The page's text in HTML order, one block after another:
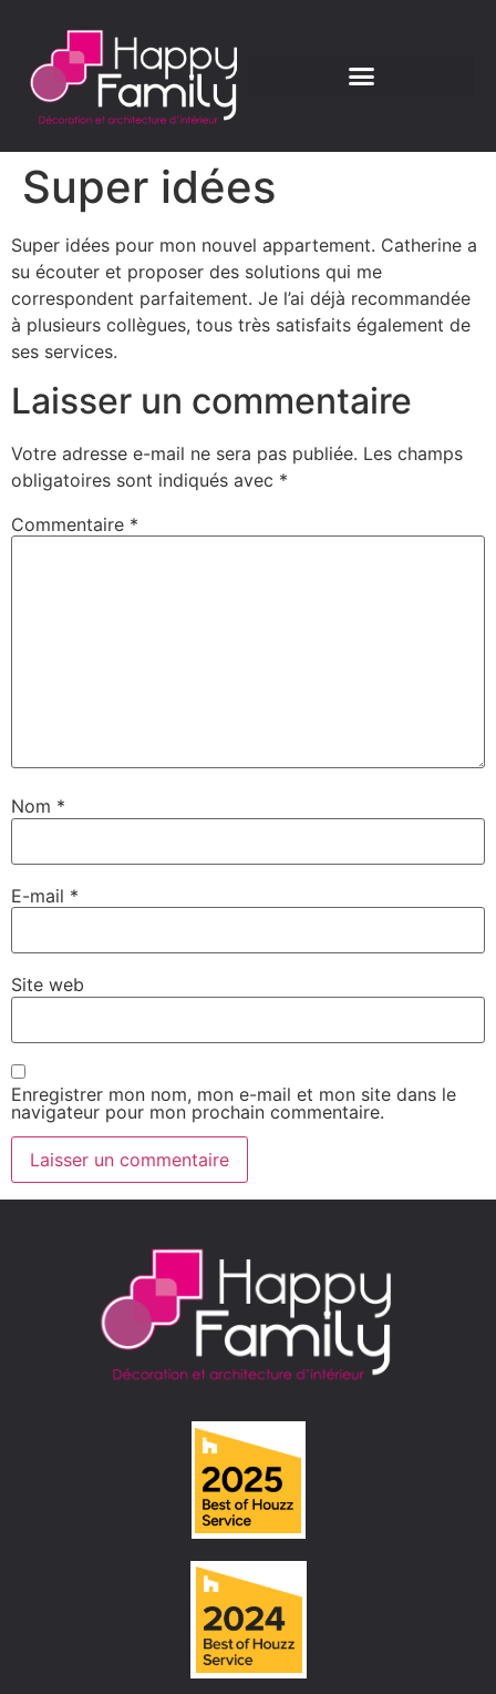
Super idées
Super idées pour mon nouvel appartement. Catherine a
su écouter et proposer des solutions qui me
correspondent parfaitement. Je l’ai déjà recommandée
à plusieurs collègues, tous très satisfaits également de
ses services.
Laisser un commentaire
Votre adresse e-mail ne sera pas publiée. Les champs
obligatoires sont indiqués avec *
Commentaire *
Nom *
E-mail *
Site web
Enregistrer mon nom, mon e-mail et mon site dans le
navigateur pour mon prochain commentaire.